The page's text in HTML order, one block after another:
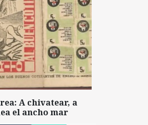
A chivatear, a
el ancho mar